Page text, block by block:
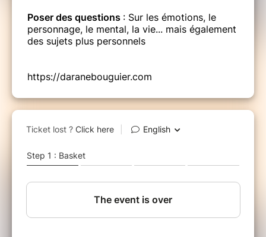
Poser des questions : Sur les émotions, le
personnage, le mental, la vie... mais également
des sujets plus personnels
https://daranebouguier.com